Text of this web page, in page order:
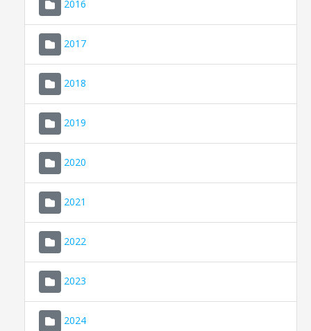
2016
2017
2018
2019
2020
2021
2022
2023
2024